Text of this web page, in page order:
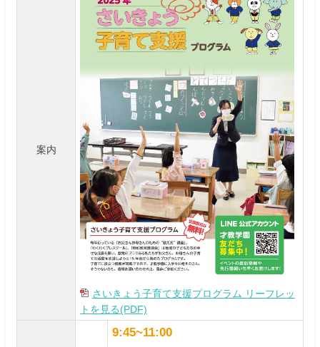
案内
さいきょう子育て支援プログラム リーフレッ
トを見る(PDF)
9:45~11:00